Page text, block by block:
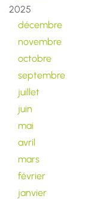
2025
décembre
novembre
octobre
septembre
juillet
juin
mai
avril
mars
février
janvier